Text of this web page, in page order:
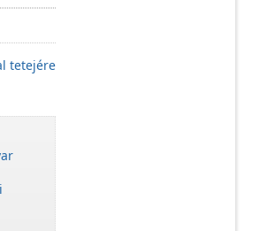
tetejére